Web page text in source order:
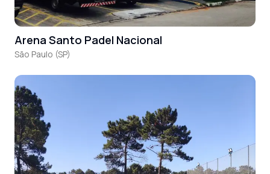
Arena Santo Padel Nacional
São Paulo (SP)